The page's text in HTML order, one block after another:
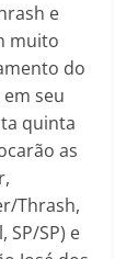
e
muito
do
seu
quinta
as
Thrash,
SP/SP) e